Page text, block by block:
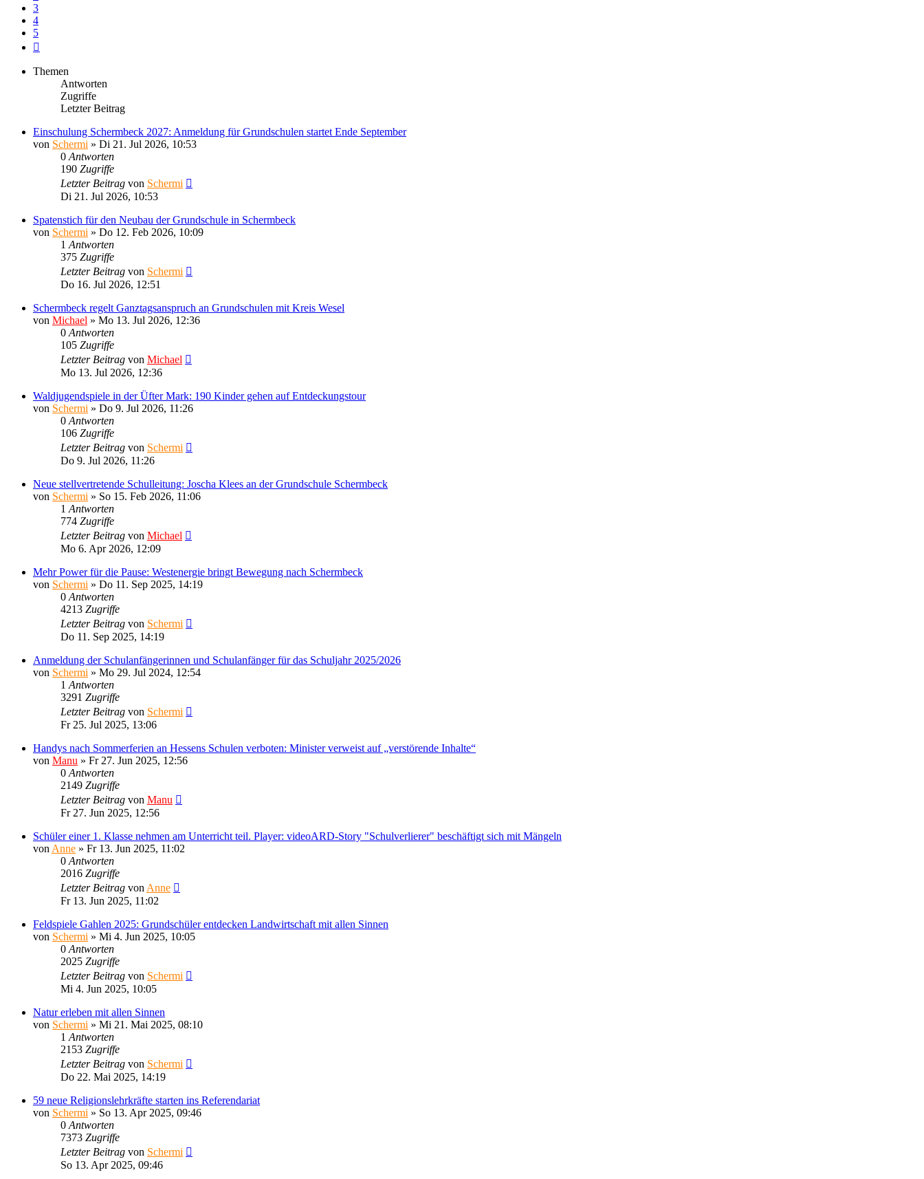
3
4
5
Themen
Antworten
Zugriffe
Letzter Beitrag
Einschulung Schermbeck 2027: Anmeldung für Grundschulen startet Ende September
von Schermi » Di 21. Jul 2026, 10:53
0 Antworten
190 Zugriffe
Letzter Beitrag von Schermi
Di 21. Jul 2026, 10:53
Spatenstich für den Neubau der Grundschule in Schermbeck
von Schermi » Do 12. Feb 2026, 10:09
1 Antworten
375 Zugriffe
Letzter Beitrag von Schermi
Do 16. Jul 2026, 12:51
Schermbeck regelt Ganztagsanspruch an Grundschulen mit Kreis Wesel
von Michael » Mo 13. Jul 2026, 12:36
0 Antworten
105 Zugriffe
Letzter Beitrag von Michael
Mo 13. Jul 2026, 12:36
Waldjugendspiele in der Üfter Mark: 190 Kinder gehen auf Entdeckungstour
von Schermi » Do 9. Jul 2026, 11:26
0 Antworten
106 Zugriffe
Letzter Beitrag von Schermi
Do 9. Jul 2026, 11:26
Neue stellvertretende Schulleitung: Joscha Klees an der Grundschule Schermbeck
von Schermi » So 15. Feb 2026, 11:06
1 Antworten
774 Zugriffe
Letzter Beitrag von Michael
Mo 6. Apr 2026, 12:09
Mehr Power für die Pause: Westenergie bringt Bewegung nach Schermbeck
von Schermi » Do 11. Sep 2025, 14:19
0 Antworten
4213 Zugriffe
Letzter Beitrag von Schermi
Do 11. Sep 2025, 14:19
Anmeldung der Schulanfängerinnen und Schulanfänger für das Schuljahr 2025/2026
von Schermi » Mo 29. Jul 2024, 12:54
1 Antworten
3291 Zugriffe
Letzter Beitrag von Schermi
Fr 25. Jul 2025, 13:06
Handys nach Sommerferien an Hessens Schulen verboten: Minister verweist auf „verstörende Inhalte“
von Manu » Fr 27. Jun 2025, 12:56
0 Antworten
2149 Zugriffe
Letzter Beitrag von Manu
Fr 27. Jun 2025, 12:56
Schüler einer 1. Klasse nehmen am Unterricht teil. Player: videoARD-Story "Schulverlierer" beschäftigt sich mit Mängeln
von Anne » Fr 13. Jun 2025, 11:02
0 Antworten
2016 Zugriffe
Letzter Beitrag von Anne
Fr 13. Jun 2025, 11:02
Feldspiele Gahlen 2025: Grundschüler entdecken Landwirtschaft mit allen Sinnen
von Schermi » Mi 4. Jun 2025, 10:05
0 Antworten
2025 Zugriffe
Letzter Beitrag von Schermi
Mi 4. Jun 2025, 10:05
Natur erleben mit allen Sinnen
von Schermi » Mi 21. Mai 2025, 08:10
1 Antworten
2153 Zugriffe
Letzter Beitrag von Schermi
Do 22. Mai 2025, 14:19
59 neue Religionslehrkräfte starten ins Referendariat
von Schermi » So 13. Apr 2025, 09:46
0 Antworten
7373 Zugriffe
Letzter Beitrag von Schermi
So 13. Apr 2025, 09:46